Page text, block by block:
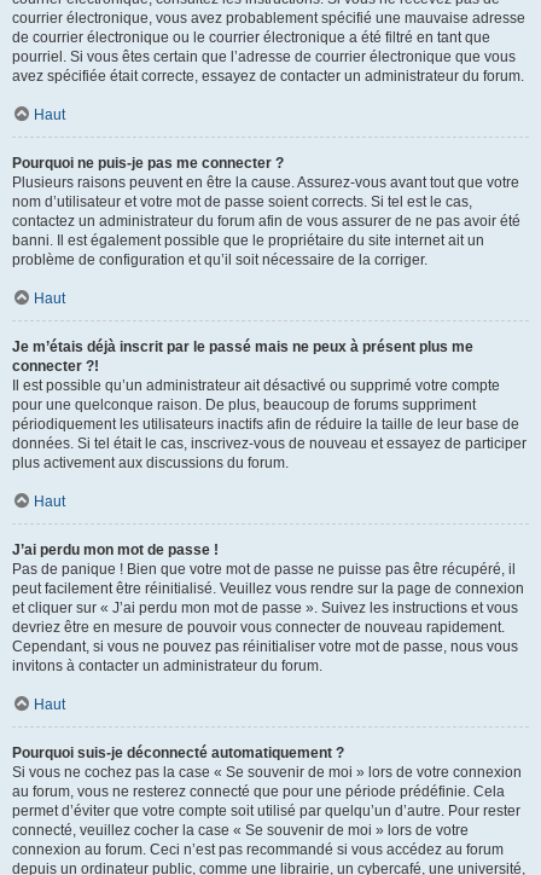
courrier électronique, vous avez probablement spécifié une mauvaise adresse
de courrier électronique ou le courrier électronique a été filtré en tant que
pourriel. Si vous êtes certain que l’adresse de courrier électronique que vous
avez spécifiée était correcte, essayez de contacter un administrateur du forum.
Haut
Pourquoi ne puis-je pas me connecter ?
Plusieurs raisons peuvent en être la cause. Assurez-vous avant tout que votre
nom d’utilisateur et votre mot de passe soient corrects. Si tel est le cas,
contactez un administrateur du forum afin de vous assurer de ne pas avoir été
banni. Il est également possible que le propriétaire du site internet ait un
problème de configuration et qu’il soit nécessaire de la corriger.
Haut
Je m’étais déjà inscrit par le passé mais ne peux à présent plus me
connecter ?!
Il est possible qu’un administrateur ait désactivé ou supprimé votre compte
pour une quelconque raison. De plus, beaucoup de forums suppriment
périodiquement les utilisateurs inactifs afin de réduire la taille de leur base de
données. Si tel était le cas, inscrivez-vous de nouveau et essayez de participer
plus activement aux discussions du forum.
Haut
J’ai perdu mon mot de passe !
Pas de panique ! Bien que votre mot de passe ne puisse pas être récupéré, il
peut facilement être réinitialisé. Veuillez vous rendre sur la page de connexion
et cliquer sur « J’ai perdu mon mot de passe ». Suivez les instructions et vous
devriez être en mesure de pouvoir vous connecter de nouveau rapidement.
Cependant, si vous ne pouvez pas réinitialiser votre mot de passe, nous vous
invitons à contacter un administrateur du forum.
Haut
Pourquoi suis-je déconnecté automatiquement ?
Si vous ne cochez pas la case « Se souvenir de moi » lors de votre connexion
au forum, vous ne resterez connecté que pour une période prédéfinie. Cela
permet d’éviter que votre compte soit utilisé par quelqu’un d’autre. Pour rester
connecté, veuillez cocher la case « Se souvenir de moi » lors de votre
connexion au forum. Ceci n’est pas recommandé si vous accédez au forum
depuis un ordinateur public, comme une librairie, un cybercafé, une université,